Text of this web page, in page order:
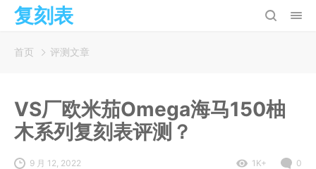
复刻表
首页 评测文章
VS厂欧米茄Omega海马150柚
木系列复刻表评测？
9 月 12, 2022 1K+ 0